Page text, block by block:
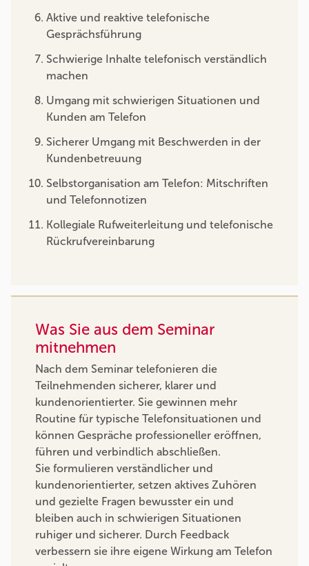
Aktive und reaktive telefonische
Gesprächsführung
Schwierige Inhalte telefonisch verständlich
machen
Umgang mit schwierigen Situationen und
Kunden am Telefon
Sicherer Umgang mit Beschwerden in der
Kundenbetreuung
Selbstorganisation am Telefon: Mitschriften
und Telefonnotizen
Kollegiale Rufweiterleitung und telefonische
Rückrufvereinbarung
Was Sie aus dem Seminar
mitnehmen
Nach dem Seminar telefonieren die
Teilnehmenden sicherer, klarer und
kundenorientierter. Sie gewinnen mehr
Routine für typische Telefonsituationen und
können Gespräche professioneller eröffnen,
führen und verbindlich abschließen.
Sie formulieren verständlicher und
kundenorientierter, setzen aktives Zuhören
und gezielte Fragen bewusster ein und
bleiben auch in schwierigen Situationen
ruhiger und sicherer. Durch Feedback
verbessern sie ihre eigene Wirkung am Telefon